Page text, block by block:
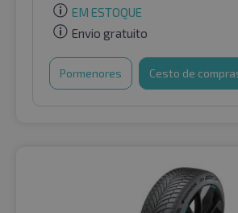
EM ESTOQUE
Envio gratuito
Pormenores Cesto de